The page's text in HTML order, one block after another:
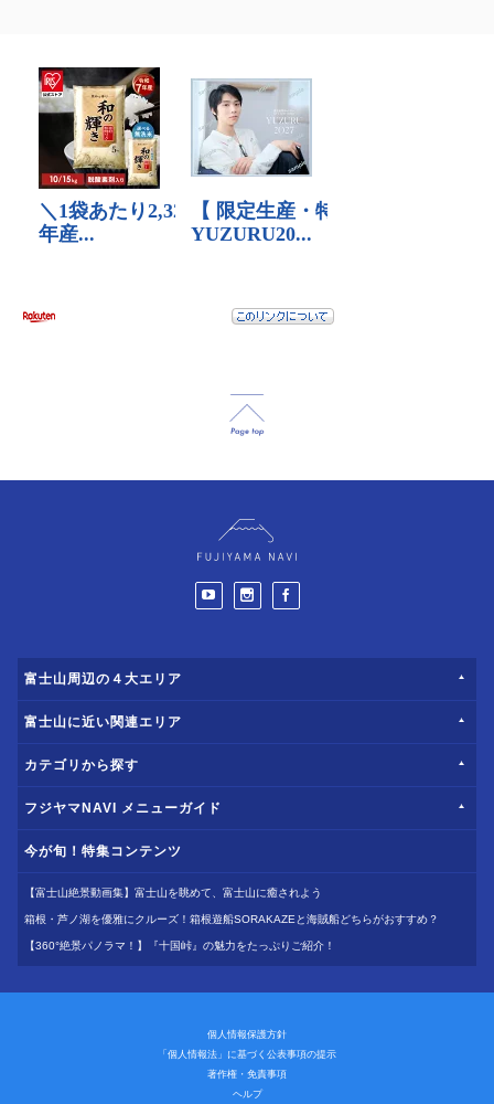
富士山周辺の４大エリア
富士山に近い関連エリア
カテゴリから探す
フジヤマNAVI メニューガイド
今が旬！特集コンテンツ
【富士山絶景動画集】富士山を眺めて、富士山に癒されよう
箱根・芦ノ湖を優雅にクルーズ！箱根遊船SORAKAZEと海賊船どちらがおすすめ？
【360°絶景パノラマ！】『十国峠』の魅力をたっぷりご紹介！
個人情報保護方針
「個人情報法」に基づく公表事項の提示
著作権・免責事項
ヘルプ